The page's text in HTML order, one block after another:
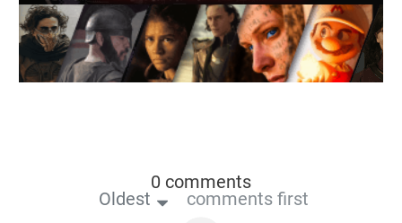
0 comments
Oldest comments first